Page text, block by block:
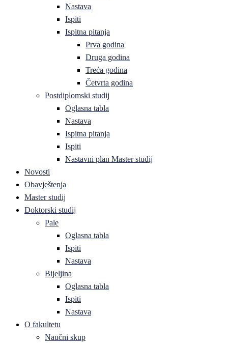
Nastava
Ispiti
Ispitna pitanja
Prva godina
Druga godina
Treća godina
Četvrta godina
Postdiplomski studij
Oglasna tabla
Nastava
Ispitna pitanja
Ispiti
Nastavni plan Master studij
Novosti
Obavještenja
Master studij
Doktorski studij
Pale
Oglasna tabla
Ispiti
Nastava
Bijeljina
Oglasna tabla
Ispiti
Nastava
O fakultetu
Naučni skup